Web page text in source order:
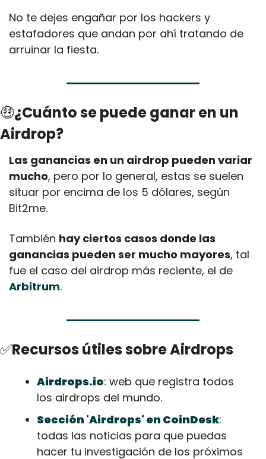
No te dejes engañar por los hackers y
estafadores que andan por ahí tratando de
arruinar la fiesta.
🤑¿Cuánto se puede ganar en un
Airdrop?
Las ganancias en un airdrop pueden variar
mucho, pero por lo general, estas se suelen
situar por encima de los 5 dólares, según
Bit2me.
También hay ciertos casos donde las
ganancias pueden ser mucho mayores, tal
Arbitrum.
✅Recursos útiles sobre Airdrops
Airdrops.io: web que registra todos
los airdrops del mundo.
Sección 'Airdrops' en CoinDesk:
todas las noticias para que puedas
hacer tu investigación de los próximos